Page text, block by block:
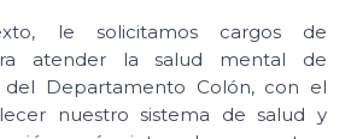
le solicitamos cargos de
atender la salud mental de
del Departamento Colón, con el
nuestro sistema de salud y